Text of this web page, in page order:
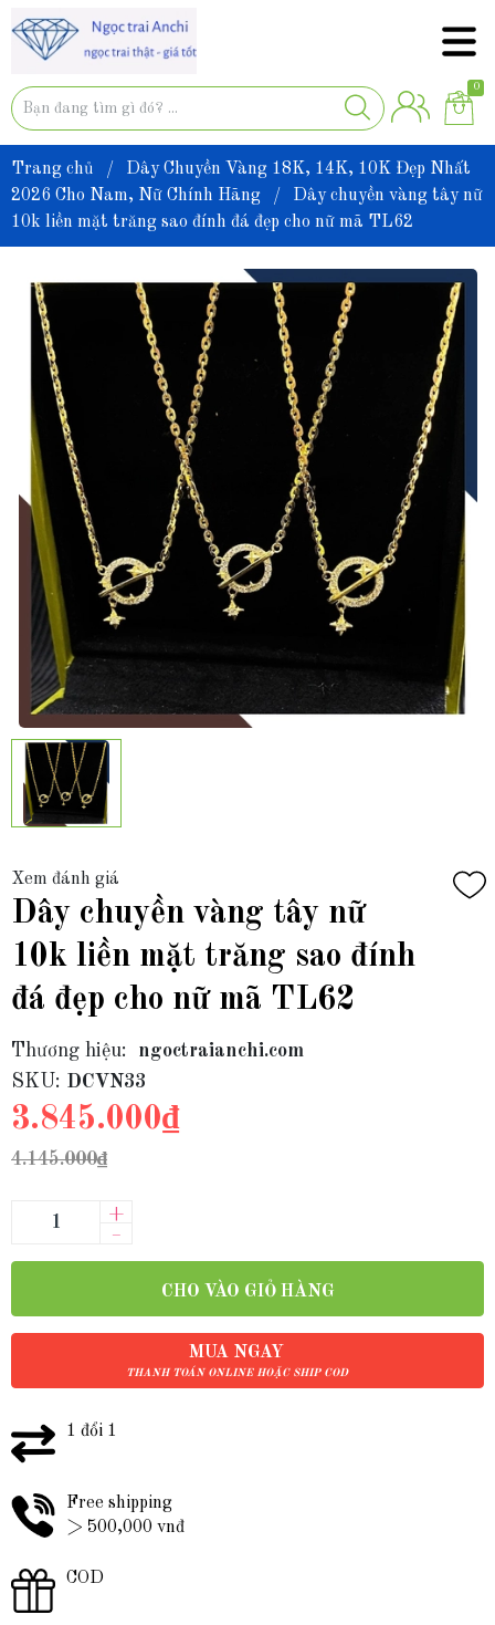
0
Trang chủ /
Dây Chuyền Vàng 18K, 14K, 10K Đẹp Nhất
2026 Cho Nam, Nữ Chính Hãng
/
Dây chuyền vàng tây nữ
10k liền mặt trăng sao đính đá đẹp cho nữ mã TL62
Xem đánh giá
Dây chuyền vàng tây nữ
10k liền mặt trăng sao đính
đá đẹp cho nữ mã TL62
Thương hiệu:
ngoctraianchi.com
SKU: DCVN33
3.845.000₫
4.145.000₫
–
+
CHO VÀO GIỎ HÀNG
MUA NGAY
THANH TOÁN ONLINE HOẶC SHIP COD
1 đổi 1
Free shipping
> 500,000 vnđ
COD